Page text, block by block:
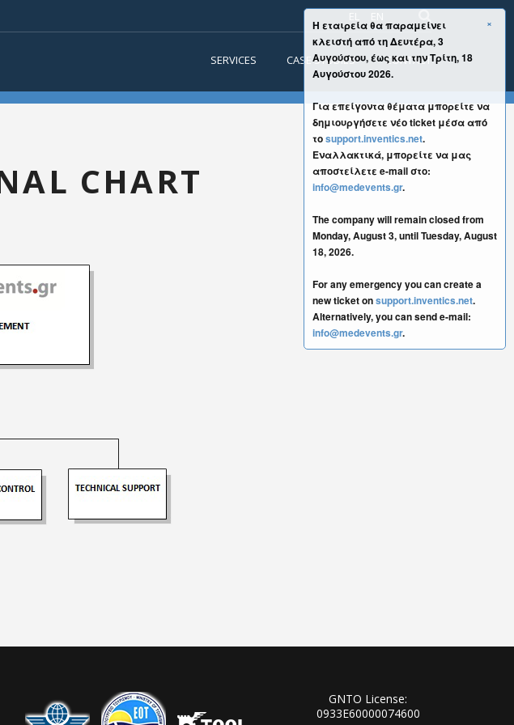
SERVICES CASE STUDIES CONTACT
EL EN
CHART
GNTO License:
0933Ε60000074600
×
Η εταιρεία θα παραμείνει
κλειστή από τη Δευτέρα, 3
Αυγούστου, έως και την Τρίτη, 18
Αυγούστου 2026.
Για επείγοντα θέματα μπορείτε να
δημιουργήσετε νέο ticket μέσα από
τοsupport.inventics.net.
Εναλλακτικά, μπορείτε να μας
αποστείλετε e-mail στο:
info@medevents.gr.
The company will remain closed from
Monday, August 3, until Tuesday, August
18, 2026.
For any emergency you can create a
new ticket onsupport.inventics.net.
Alternatively, you can send e-mail:
info@medevents.gr.